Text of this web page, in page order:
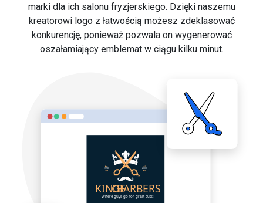
marki dla ich salonu fryzjerskiego. Dzięki naszemu
kreatorowi logoz łatwością możesz zdeklasować
konkurencję, ponieważ pozwala on wygenerować
oszałamiający emblemat w ciągu kilku minut.